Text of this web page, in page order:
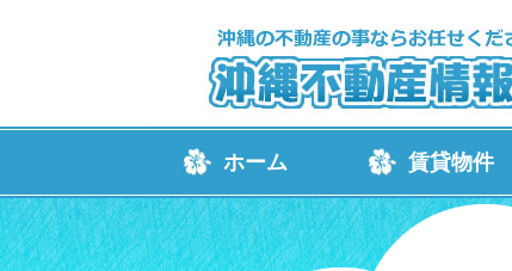
ホーム 賃貸物件